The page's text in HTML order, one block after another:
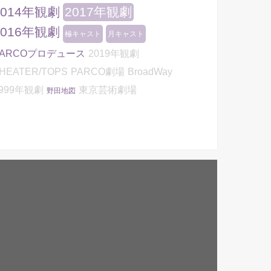
年観劇 2017年観劇
年観劇
極キャスト 月キャスト
プロデュース 2019年観劇
TOPS PARCO劇場 BroadWay
年観劇
野田地図 東京芸術劇場